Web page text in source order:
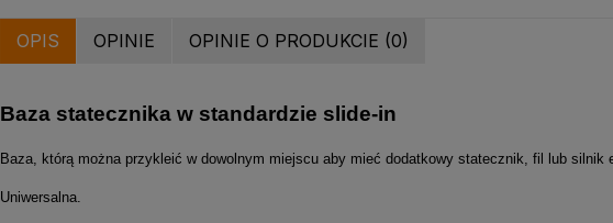
OPIS OPINIE OPINIE O PRODUKCIE (0)
Baza statecznika w standardzie slide-in
Baza, którą można przykleić w dowolnym miejscu aby mieć dodatkowy statecznik, fil lub silnik
Uniwersalna.